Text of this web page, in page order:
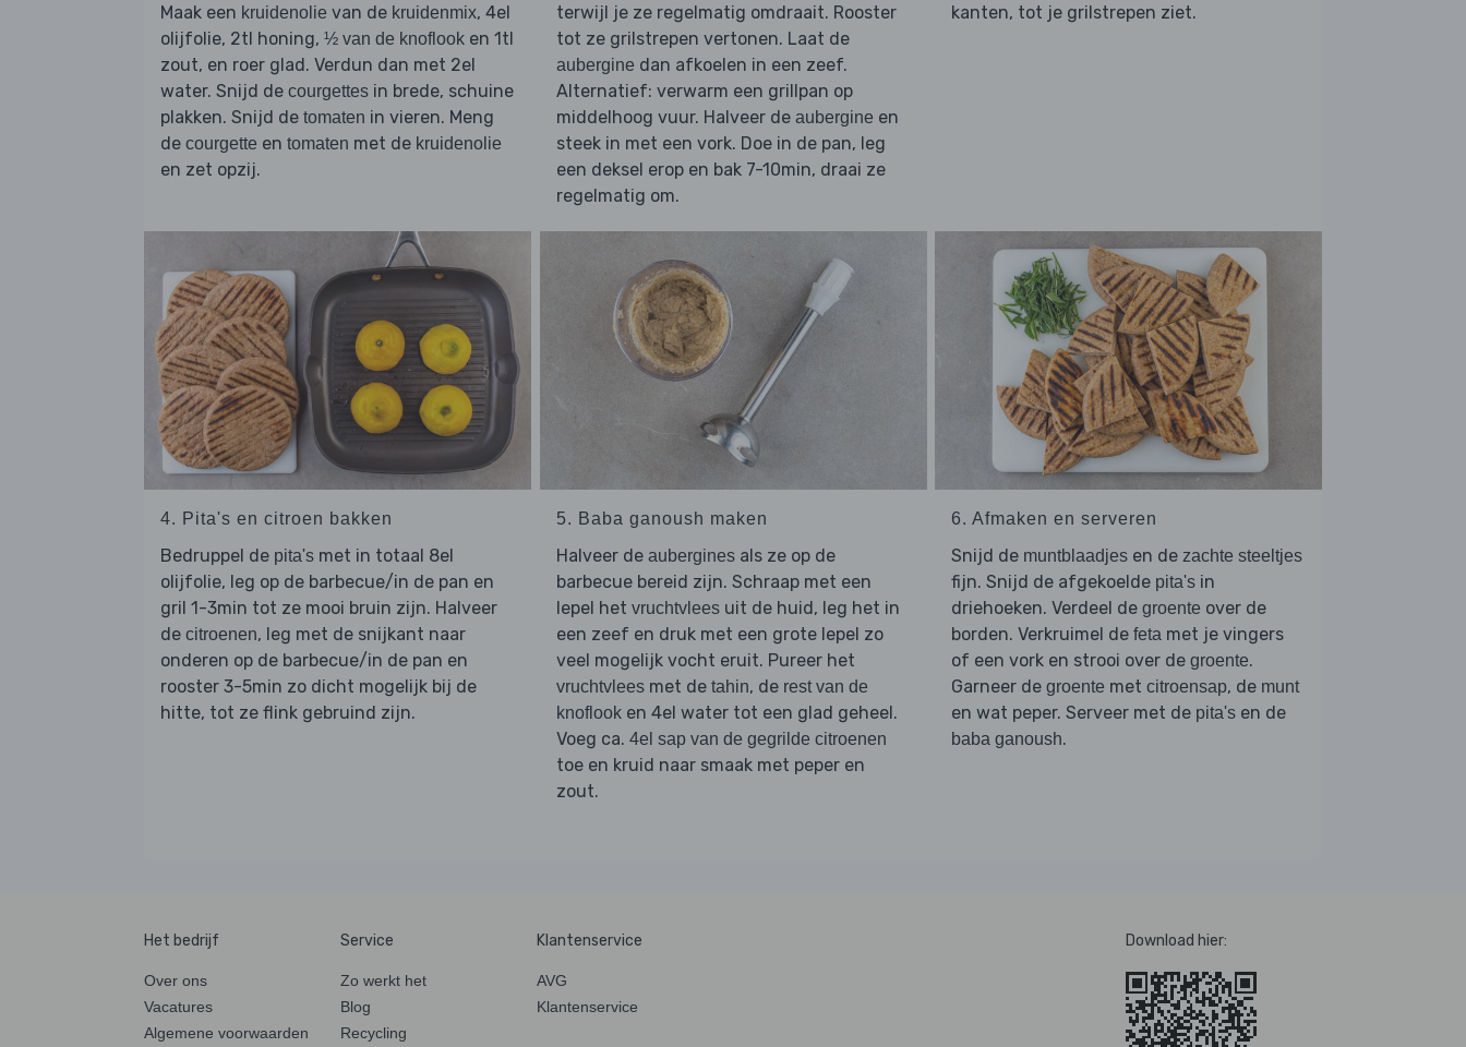
Maak een kruidenolie van de kruidenmix, 4el
olijfolie, 2tl honing, ½ van de knoflook en 1tl
zout, en roer glad. Verdun dan met 2el
water. Snijd de courgettes in brede, schuine
plakken. Snijd de tomaten in vieren. Meng
de courgette en tomaten met de kruidenolie
en zet opzij.
terwijl je ze regelmatig omdraait. Rooster
tot ze grilstrepen vertonen. Laat de
aubergine dan afkoelen in een zeef.
Alternatief: verwarm een grillpan op
middelhoog vuur. Halveer de aubergine en
steek in met een vork. Doe in de pan, leg
een deksel erop en bak 7-10min, draai ze
regelmatig om.
kanten, tot je grilstrepen ziet.
4. Pita's en citroen bakken
Bedruppel de pita's met in totaal 8el
olijfolie, leg op de barbecue/in de pan en
gril 1-3min tot ze mooi bruin zijn. Halveer
de citroenen, leg met de snijkant naar
onderen op de barbecue/in de pan en
rooster 3-5min zo dicht mogelijk bij de
hitte, tot ze flink gebruind zijn.
5. Baba ganoush maken
Halveer de auberginesals ze op de
barbecue bereid zijn. Schraap met een
lepel het vruchtvleesuit de huid, leg het in
een zeef en druk met een grote lepel zo
veel mogelijk vocht eruit. Pureer het
vruchtvleesmet de tahin, de rest van de
knoflooken 4el water tot een glad geheel.
Voeg ca. 4el sap van de gegrilde citroenen
toe en kruid naar smaak met peper en
zout.
6. Afmaken en serveren
Snijd de muntblaadjes en de zachte steeltjes
fijn. Snijd de afgekoelde pita's in
driehoeken. Verdeel de groente over de
borden. Verkruimel de feta met je vingers
of een vork en strooi over de groente.
Garneer de groente met citroensap, de munt
en wat peper. Serveer met de pita's en de
baba ganoush.
Het bedrijf
Over ons
Vacatures
Algemene voorwaarden
Service
Zo werkt het
Blog
Recycling
Klantenservice
AVG
Klantenservice
Download hier: